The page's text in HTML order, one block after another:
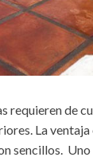
requieren de
La ventaja
sencillos.